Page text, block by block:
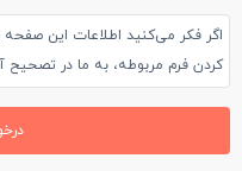
اگر فکر می‌کنید اطلاعات این صفحه
کردن فرم مربوطه، به ما در